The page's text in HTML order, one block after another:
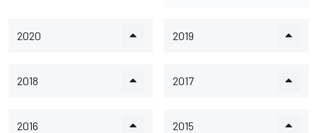
2020 2019
2018 2017
2016 2015